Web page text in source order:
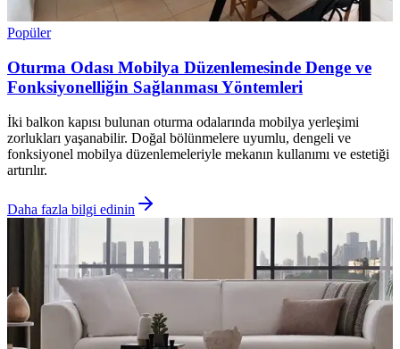
Popüler
Oturma Odası Mobilya Düzenlemesinde Denge ve
Fonksiyonelliğin Sağlanması Yöntemleri
İki balkon kapısı bulunan oturma odalarında mobilya yerleşimi
zorlukları yaşanabilir. Doğal bölünmelere uyumlu, dengeli ve
fonksiyonel mobilya düzenlemeleriyle mekanın kullanımı ve estetiği
artırılır.
Daha fazla bilgi edinin